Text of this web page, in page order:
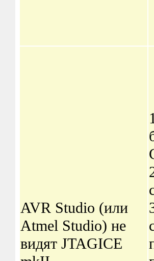
AVR Studio (или
Atmel Studio) не
видят JTAGICE